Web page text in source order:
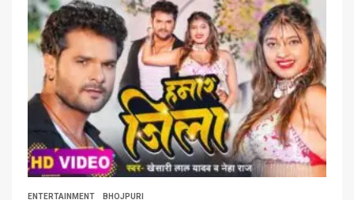
ENTERTAINMENT BHOJPURI